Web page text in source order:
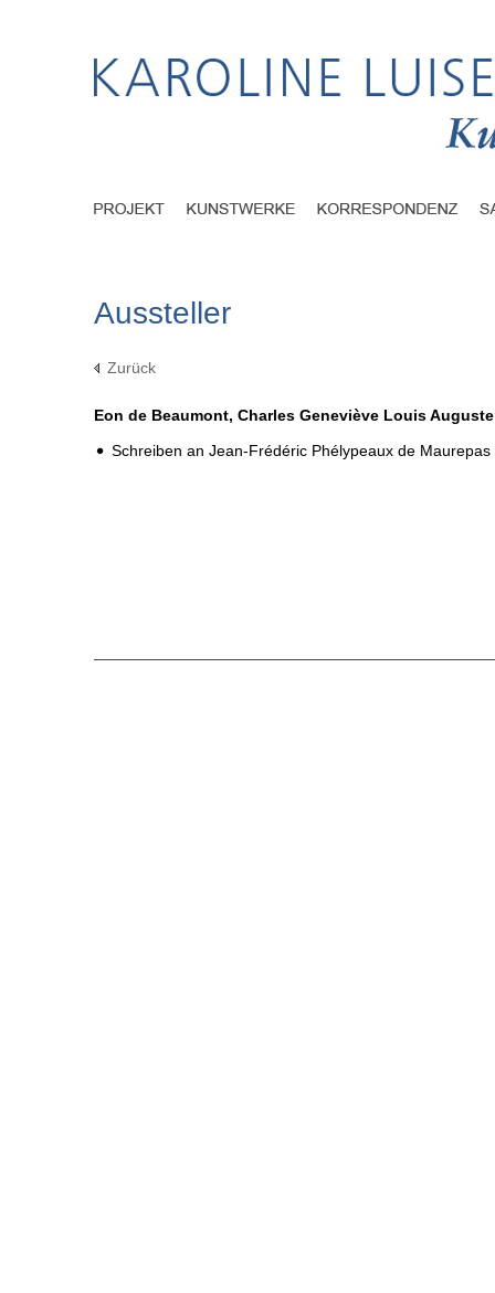
Aussteller
Zurück
Eon de Beaumont, Charles Geneviève Louis
Schreiben an Jean-Frédéric Phélypeaux de Maurepas